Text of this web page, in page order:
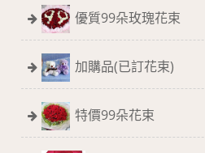
優質99朵玫瑰花束
加購品(已訂花束)
特價99朵花束